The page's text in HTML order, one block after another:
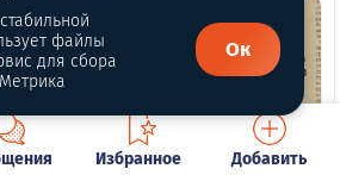
Избранное Добавить
файлы
для сбора
Ок